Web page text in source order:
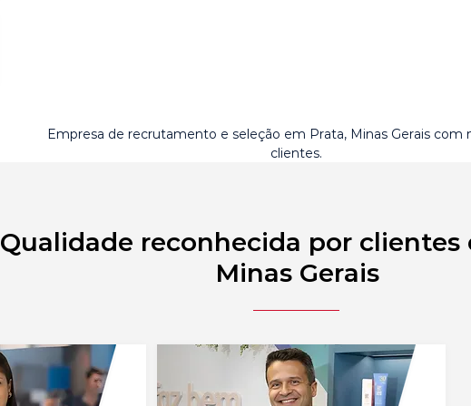
Empresa de recrutamento e seleção em Prata, Minas Gerais com
clientes.
Qualidade reconhecida por clientes
Minas Gerais